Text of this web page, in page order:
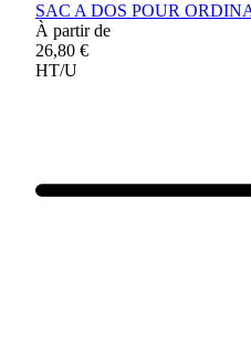
SAC A DOS POUR
À partir de
26,80 €
HT/U